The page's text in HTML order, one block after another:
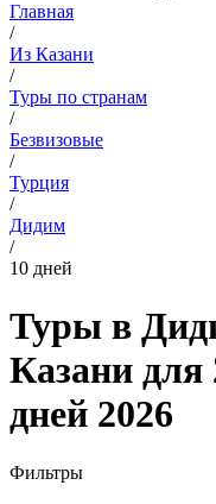
Главная
/
Из Казани
/
Туры по странам
/
Безвизовые
/
Турция
/
Дидим
/
10 дней
Туры в
Казани для
дней 2026
Фильтры